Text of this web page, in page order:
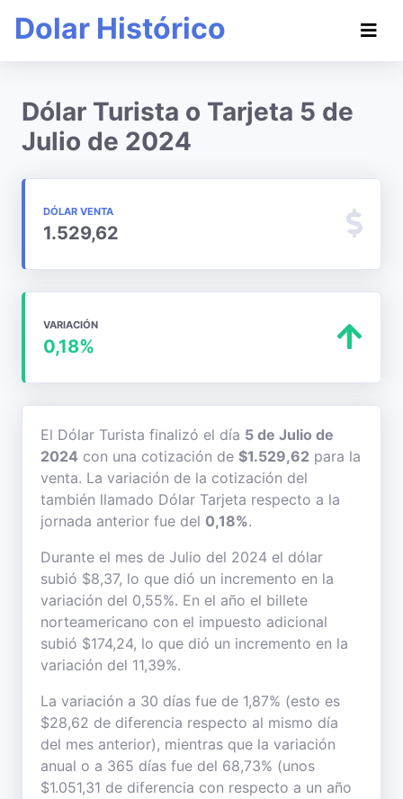
Dolar Histórico
Dólar Turista o Tarjeta 5 de
Julio de 2024
DÓLAR VENTA
1.529,62
VARIACIÓN
0,18%
El Dólar Turista finalizó el día 5 de Julio de
2024 con una cotización de $1.529,62 para la
venta. La variación de la cotización del
también llamado Dólar Tarjeta respecto a la
jornada anterior fue del 0,18%.
Durante el mes de Julio del 2024 el dólar
subió $8,37, lo que dió un incremento en la
variación del 0,55%. En el año el billete
norteamericano con el impuesto adicional
subió $174,24, lo que dió un incremento en la
variación del 11,39%.
La variación a 30 días fue de 1,87% (esto es
$28,62 de diferencia respecto al mismo día
del mes anterior), mientras que la variación
anual o a 365 días fue del 68,73% (unos
$1.051,31 de diferencia con respecto a un año